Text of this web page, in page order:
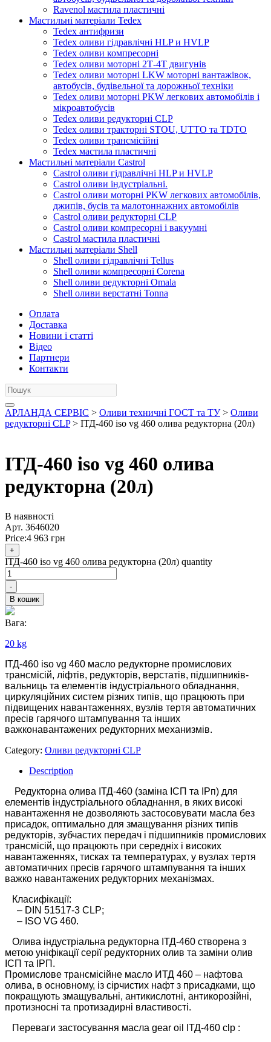
Ravenol мастила пластичні
Мастильні матеріали Tedex
Tedex антифризи
Tedex оливи гідравлічні HLP и HVLP
Tedex оливи компресорні
Tedex оливи моторні 2Т-4Т двигунів
Tedex оливи моторні LKW моторні вантажівок,
автобусів, будівельної та дорожньої техніки
Tedex оливи моторні PKW легкових автомобілів і
мікроавтобусів
Tedex оливи редукторні CLP
Tedex оливи тракторні STOU, UTTO та TDTO
Tedex оливи трансмісійні
Tedex мастила пластичні
Мастильні матеріали Castrol
Castrol оливи гідравлічні HLP и HVLP
Castrol оливи індустріальні.
Castrol оливи моторні PKW легкових автомобілів,
джипів, бусів та малотоннажних автомобілів
Castrol оливи редукторні CLP
Castrol оливи компресорні і вакуумні
Castrol мастила пластичні
Мастильні матеріали Shell
Shell оливи гідравлічні Tellus
Shell оливи компресорні Corena
Shell оливи редукторні Omala
Shell оливи верстатні Tonna
Оплата
Доставка
Новини і статті
Відео
Партнери
Контакти
АРЛАНДА СЕРВІС > Оливи техничні ГОСТ та ТУ> Оливи
редукторні CLP> ІТД-460 iso vg 460 олива редукторна (20л)
ІТД-460 iso vg 460 олива
редукторна (20л)
В наявності
Арт. 3646020
Price:4 963 грн
+
ІТД-460 iso vg 460 олива редукторна (20л) quantity
-
В кошик
Вага:
20 kg
ІТД-460 iso vg 460 масло редукторне промислових
трансмісій, ліфтів, редукторів, верстатів, підшипників-
вальниць та елементів індустріального обладнання,
циркуляційних систем різних типів, що працюють при
підвищених навантаженнях, вузлів тертя автоматичних
пресів гарячого штампування та інших
важконавантажених редукторних механизмів.
Category: Оливи редукторні CLP
Description
Редукторна олива ІТД-460 (заміна ІСП та ІРп) для
елементів індустріального обладнання, в яких високі
навантаження не дозволяють застосовувати масла без
присадок, оптимально для змащування різних типів
редукторів, зубчастих передач і підшипників промислових
трансмісій, що працюють при середніх і високих
навантаженнях, тисках та температурах, у вузлах тертя
автоматичних пресів гарячого штампування та інших
важко навантажених редукторних механізмах.
Класифікації:
– DIN 51517-3 CLP;
– ISO VG 460.
Олива індустріальна редукторна ІТД-460 створена з
метою уніфікації серії редукторних олив та заміни олив
ІСП та ІРП.
Промислове трансмісійне масло ИТД 460 – нафтова
олива, в основному, із сірчистих нафт з присадками, що
покращують змащувальні, антикислотні, антикорозійні,
протизносні та протизадирні властивості.
Переваги застосування масла gear oil ІТД-460 clp :